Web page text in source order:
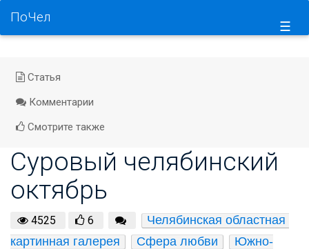
☰
ПоЧел
Статья
Комментарии
Смотрите также
Суровый челябинский
октябрь
4525 6
Челябинская областная
картинная галерея
Сфера любви
Южно-